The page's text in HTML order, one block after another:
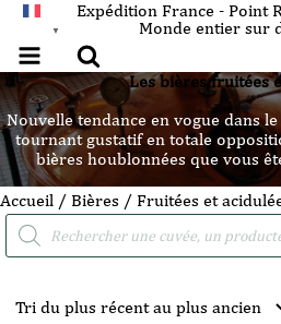
▼
Expédition France - Point
Monde entier sur
Les bières fruitées
Nouvelle tendance en vogue dans
tournant gustatif en totale
bières houblonnées que vous
Accueil / Bières / Fruitées et
Recherche